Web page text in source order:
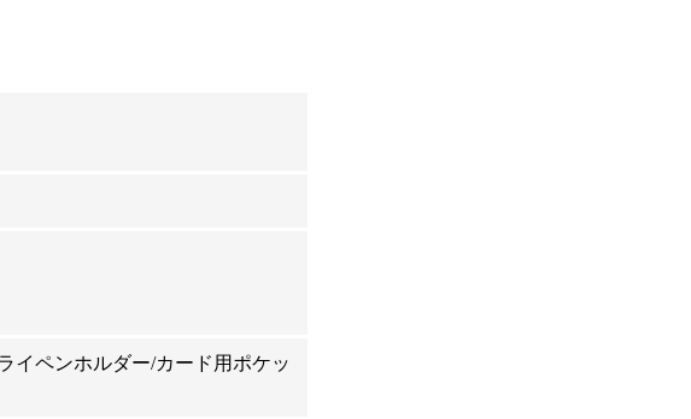
イペンホルダー/カード用ポケッ